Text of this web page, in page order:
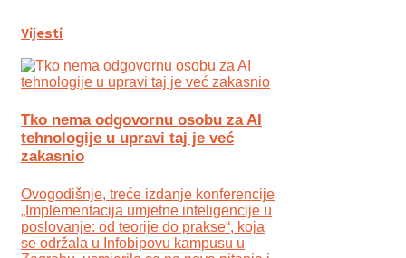
Vijesti
Tko nema odgovornu osobu za AI
tehnologije u upravi taj je već
zakasnio
Ovogodišnje, treće izdanje konferencije
„Implementacija umjetne inteligencije u
poslovanje: od teorije do prakse“, koja
se održala u Infobipovu kampusu u